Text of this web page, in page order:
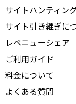
サイトハンティン
サイト引き継ぎに
レベニューシェア
ご利用ガイド
料金について
よくある質問